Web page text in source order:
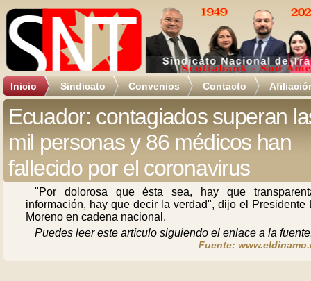
Inicio Sindicato Convenios Contacto
Ecuador: contagiados superan
mil personas y 86 médicos han
fallecido por el coronavirus
"Por dolorosa que ésta sea, hay que
información, hay que decir la verdad", dijo el Presidente
Moreno en cadena nacional.
Puedes leer este artículo siguiendo el enlace a la
Fuente: